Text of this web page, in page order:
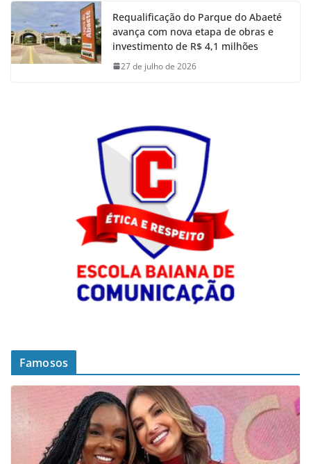
Requalificação do Parque do Abaeté
avança com nova etapa de obras e
investimento de R$ 4,1 milhões
27 de julho de 2026
Famosos